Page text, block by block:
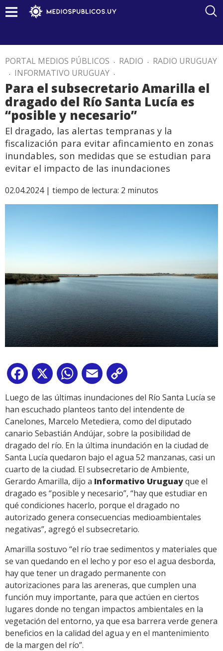
PORTAL MEDIOS PÚBLICOS . RADIO . RADIO URUGUAY
. INFORMATIVO URUGUAY .
Para el subsecretario Amarilla el
dragado del Río Santa Lucía es
“posible y necesario”
El dragado, las alertas tempranas y la
fiscalización para evitar afincamiento en zonas
inundables, son medidas que se estudian para
evitar el impacto de las inundaciones
02.04.2024 | tiempo de lectura: 2 minutos
Facebook
X WhatsApp
Email
Link
Luego de las últimas inundaciones del Río Santa Lucía se
han escuchado planteos tanto del intendente de
Canelones, Marcelo Metediera, como del diputado
canario Sebastián Andújar, sobre la posibilidad de
dragado del río. En la última inundación en la ciudad de
Santa Lucía quedaron bajo el agua 52 manzanas, casi un
cuarto de la ciudad. El subsecretario de Ambiente,
Gerardo Amarilla, dijo a Informativo Uruguayque el
dragado es “posible y necesario”, “hay que estudiar en
qué condiciones hacerlo, porque el dragado no
autorizado genera consecuencias medioambientales
negativas”, agregó el subsecretario.
Amarilla sostuvo “el río trae sedimentos y materiales que
se van quedando en el lecho y por eso el agua desborda,
hay que tener un dragado permanente con
autorizaciones para las areneras, que cumplen una
función muy importante, para que actúen en ciertos
lugares donde no tengan impactos ambientales en la
vegetación del entorno, ya que esa barrera verde genera
beneficios en la calidad del agua y en el mantenimiento
de la margen del río”.